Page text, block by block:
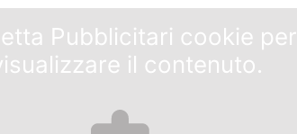
Pubblicitari cookie per
il contenuto.